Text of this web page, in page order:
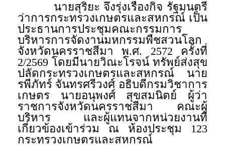
นายสุริยะ จึงรุ่งเรืองกิจ รัฐมนตรี
ว่าการกระทรวงเกษตรและสหกรณ์ เป็น
ประธานการประชุมคณะกรรมการ
บริหารการจัดงานมหกรรมพืชสวนโลก
จังหวัดนครราชสีมา พ.ศ. 2572 ครั้งที่
2/2569 โดยมีนายวิณะโรจน์ ทรัพย์ส่งสุข
ปลัดกระทรวงเกษตรและสหกรณ์ นาย
รพีภัทร์ จันทรศรีวงศ์ อธิบดีกรมวิชาการ
เกษตร นายอนุพงศ์ สุขสมนิตย์ ผู้ว่า
ราชการจังหวัดนครราชสีมา คณะผู้
บริหาร และผู้แทนจากหน่วยงานที่
เกี่ยวข้องเข้าร่วม ณ ห้องประชุม 123
กระทรวงเกษตรและสหกรณ์